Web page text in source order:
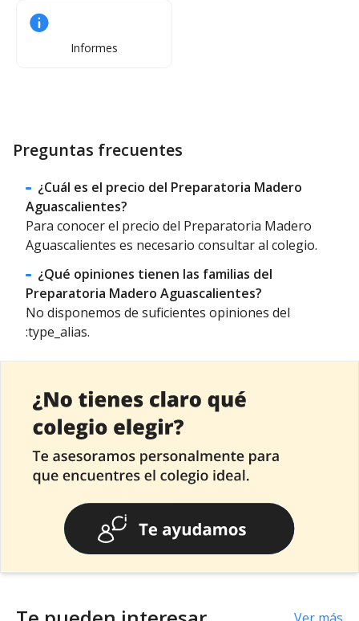
Informes
Preguntas frecuentes
¿Cuál es el precio del Preparatoria Madero
Aguascalientes?
Para conocer el precio del Preparatoria Madero
Aguascalientes es necesario consultar al colegio.
¿Qué opiniones tienen las familias del
Preparatoria Madero Aguascalientes?
No disponemos de suficientes opiniones del
:type_alias.